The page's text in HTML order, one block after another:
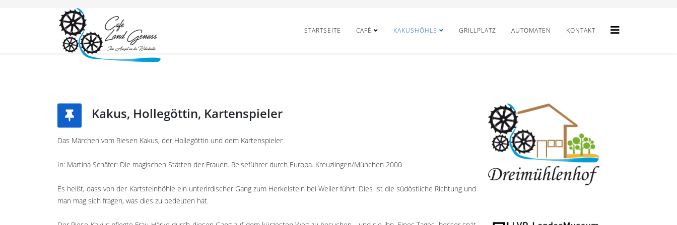
STARTSEITE CAFÉ KAKUSHÖHLE GRILLPLATZ AUTOMATEN KONTAKT
Kakus, Hollegöttin, Kartenspieler
Das Märchen vom Riesen Kakus, der Hollegöttin und dem Kartenspieler
In: Martina Schäfer: Die magischen Stätten der Frauen. Reiseführer durch Europa. Kreuzlingen/München 2000
Es heißt, dass von der Kartsteinhöhle ein unterirdischer Gang zum Herkelstein bei Weiler führt. Dies ist die südöstliche Richtung und
man mag sich fragen, was dies zu bedeuten hat.